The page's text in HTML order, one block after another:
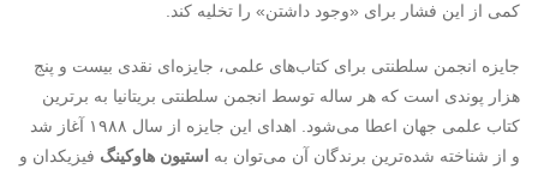
کمی از این فشار برای «وجود داشتن» را تخلیه کند.
جایزه انجمن سلطنتی برای کتاب‌های علمی، جایزه‌ای نقدی بیست و پنج
هزار پوندی است که هر ساله توسط انجمن سلطنتی بریتانیا به برترین
کتاب علمی جهان اعطا می‌شود. اهدای این جایزه از سال ۱۹۸۸ آغاز شد
و از شناخته شده‌ترین برندگان آن می‌توان به
استیون هاوکینگ فیزیکدان و